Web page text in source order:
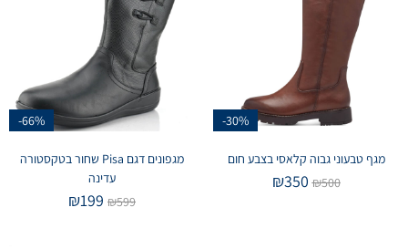
-30%
מגף טבעוני גבוה קלאסי בצבע חום
₪500
₪350
-66%
מגפונים דגם Pisa שחור בטקסטורה
עדינה
₪599
₪199